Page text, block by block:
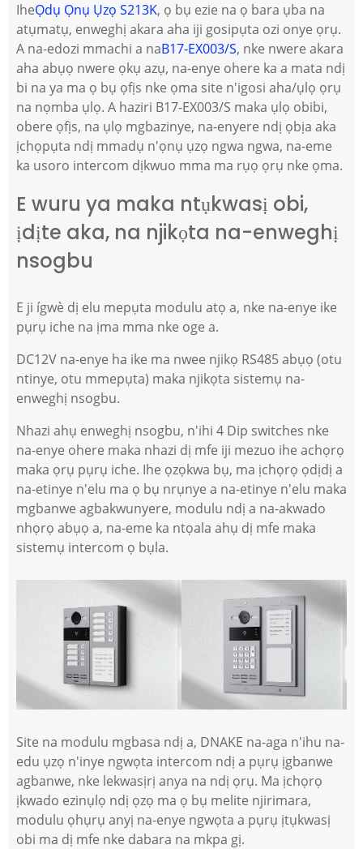
IheỌdụ Ọnụ Ụzọ S213K, ọ bụ ezie na ọ bara ụba na
atụmatụ, enweghị akara aha iji gosipụta ozi onye ọrụ.
A na-edozi mmachi a naB17-EX003/S, nke nwere akara
aha abụọ nwere ọkụ azụ, na-enye ohere ka a mata ndị
bi na ya ma ọ bụ ọfịs nke ọma site n'igosi aha/ụlọ ọrụ
na nọmba ụlọ. A haziri B17-EX003/S maka ụlọ obibi,
obere ọfịs, na ụlọ mgbazinye, na-enyere ndị ọbịa aka
ịchọpụta ndị mmadụ n'ọnụ ụzọ ngwa ngwa, na-eme
ka usoro intercom dịkwuo mma ma rụọ ọrụ nke ọma.
E wuru ya maka ntụkwasị obi,
ịdịte aka, na njikọta na-enweghị
nsogbu
E ji ígwè dị elu mepụta modulu atọ a, nke na-enye ike
pụrụ iche na ịma mma nke oge a.
DC12V na-enye ha ike ma nwee njikọ RS485 abụọ (otu
ntinye, otu mmepụta) maka njikọta sistemụ na-
enweghị nsogbu.
Nhazi ahụ enweghị nsogbu, n'ihi 4 Dip switches nke
na-enye ohere maka nhazi dị mfe iji mezuo ihe achọrọ
maka ọrụ pụrụ iche. Ihe ọzọkwa bụ, ma ịchọrọ ọdịdị a
na-etinye n'elu ma ọ bụ nrụnye a na-etinye n'elu maka
mgbanwe agbakwunyere, modulu ndị a na-akwado
nhọrọ abụọ a, na-eme ka ntọala ahụ dị mfe maka
sistemụ intercom ọ bụla.
Site na modulu mgbasa ndị a, DNAKE na-aga n'ihu na-
edu ụzọ n'inye ngwọta intercom ndị a pụrụ ịgbanwe
agbanwe, nke lekwasịrị anya na ndị ọrụ. Ma ịchọrọ
ịkwado ezinụlọ ndị ọzọ ma ọ bụ melite njirimara,
modulu ọhụrụ anyị na-enye ngwọta a pụrụ ịtụkwasị
obi ma dị mfe nke dabara na mkpa gị.